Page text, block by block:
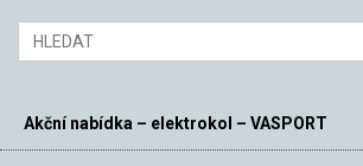
Akční nabídka – elektrokol – VASPORT